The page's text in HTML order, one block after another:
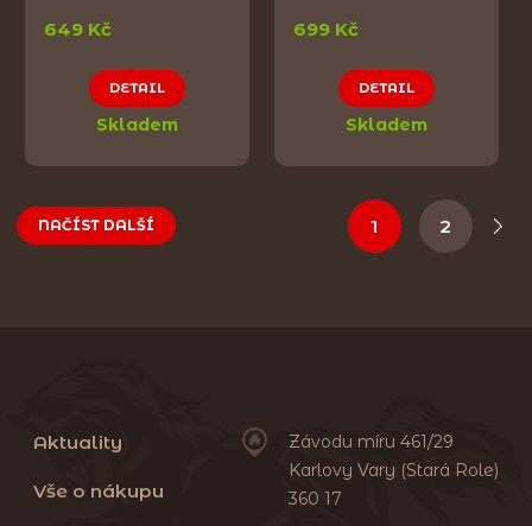
649 Kč
DETAIL
Skladem
699 Kč
DETAIL
Skladem
NAČÍST DALŠÍ 1 2
Aktuality
Vše o nákupu
Závodu míru 461/29
Karlovy Vary (Stará Role)
360 17